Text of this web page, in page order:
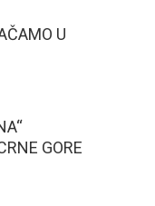
U
GORE